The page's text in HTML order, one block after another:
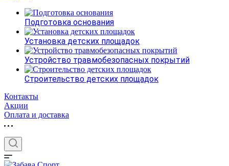
Подготовка основания
Установка детских площадок
Устройство травмобезопасных покрытий
Строительство детских площадок
Контакты
Акции
Оплата и доставка